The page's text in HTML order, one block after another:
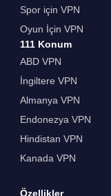
Spor için VPN
Oyun İçin VPN
111 Konum
ABD VPN
İngiltere VPN
Almanya VPN
Endonezya VPN
Hindistan VPN
Kanada VPN
Özellikler